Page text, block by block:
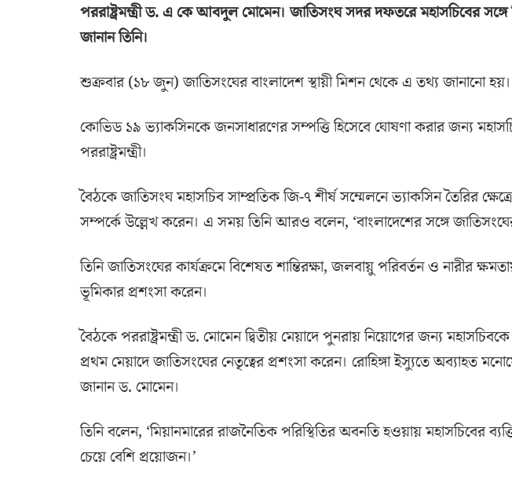
পররাষ্ট্রমন্ত্রী ড. এ কে আবদুল মোমেন। জাতিসংঘ সদর দফতরে মহাসচিবের
জানান তিনি।
শুক্রবার (১৮ জুন) জাতিসংঘের বাংলাদেশ স্থায়ী মিশন থেকে এ তথ্য জানানো হয়।
কোভিড ১৯ ভ্যাকসিনকে জনসাধারণের সম্পত্তি হিসেবে ঘোষণা করার জন্য
পররাষ্ট্রমন্ত্রী।
বৈঠকে জাতিসংঘ মহাসচিব সাম্প্রতিক জি-৭ শীর্ষ সম্মেলনে ভ্যাকসিন তৈরির
সম্পর্কে উল্লেখ করেন। এ সময় তিনি আরও বলেন, ‘বাংলাদেশের সঙ্গে
তিনি জাতিসংঘের কার্যক্রমে বিশেষত শান্তিরক্ষা, জলবায়ু পরিবর্তন ও নারীর
ভূমিকার প্রশংসা করেন।
বৈঠকে পররাষ্ট্রমন্ত্রী ড. মোমেন দ্বিতীয় মেয়াদে পুনরায় নিয়োগের জন্য
প্রথম মেয়াদে জাতিসংঘের নেতৃত্বের প্রশংসা করেন। রোহিঙ্গা ইস্যুতে অব্যাহত
জানান ড. মোমেন।
তিনি বলেন, ‘মিয়ানমারের রাজনৈতিক পরিস্থিতির অবনতি হওয়ায় মহাসচিবের
চেয়ে বেশি প্রয়োজন।’